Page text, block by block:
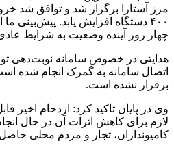
۴۰۰ دستگاه افزایش یابد.
چهار روز آینده وضعیت به شرایط
هدایتی در خصوص سامانه نوبت‌دهی
اتصال سامانه به گمرک انجام شده
برقرار نشده است.
وی در پایان تاکید کرد: ازدحام اخیر
لازم برای کاهش اثرات آن در حال
کامیونداران، تجار و مردم محلی